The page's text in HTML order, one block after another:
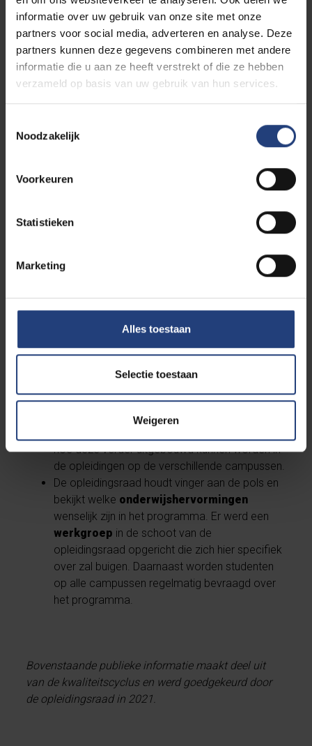
informatie over uw gebruik van onze site met onze
partners voor social media, adverteren en analyse. Deze
partners kunnen deze gegevens combineren met andere
informatie die u aan ze heeft verstrekt of die ze hebben
verzameld op basis van uw gebruik van hun services.
Noodzakelijk
Voorkeuren
Statistieken
Marketing
Alles toestaan
Selectie toestaan
Weigeren
Er liggen nog opportuniteiten in het intensiever
investeren in duurzame contacten met het
werkveld om de uitgangspunten en werkwijze
van de educatieve master te kunnen (blijven)
garanderen.
opleiding, maar er zou nog meer aandacht
klasgroep (o.m. culturele of etnische diversiteit,
Het verder uitbouwen van een hecht netwerk
van partnerscholen en –mentoren in de regio’s
stageopportuniteiten van de studenten ten
Waar is de opleiding nu al
mee bezig?
De opleiding zet in opblended learning,
hoe deze verder uitgebouwd kunnen worden in
de opleidingen op de verschillende campussen.
De opleidingsraad houdt vinger aan de pols en
bekijkt welke onderwijshervormingen
wenselijk zijn in het programma. Er werd een
werkgroep in de schoot van de
opleidingsraad opgericht die zich hier specifiek
over zal buigen. Daarnaast worden studenten
op alle campussen regelmatig bevraagd over
het programma.
Bovenstaande publieke informatie maakt deel uit
van de kwaliteitscyclus en werd goedgekeurd door
de opleidingsraad in 2021.